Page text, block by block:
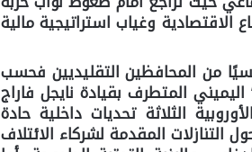
الاقتصادية وغياب استراتيجية مالية
من المحافظين التقليديين فحسب
المتطرف بقيادة نايجل فاراج
الثلاثة تحديات داخلية حادة
التنازلات المقدمة لشركاء الائتلاف